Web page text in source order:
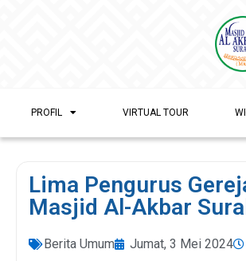
PROFIL VIRTUAL TOUR
Lima Pengurus
Masjid Al-Akbar
Berita Umum Jumat, 3 Mei 2024